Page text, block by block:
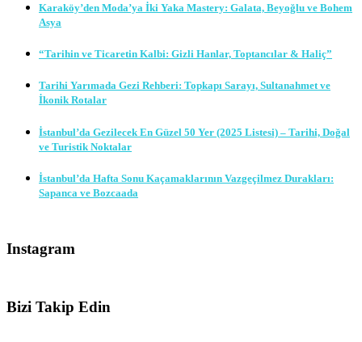
Karaköy’den Moda’ya İki Yaka Mastery: Galata, Beyoğlu ve Bohem
Asya
“Tarihin ve Ticaretin Kalbi: Gizli Hanlar, Toptancılar & Haliç”
Tarihi Yarımada Gezi Rehberi: Topkapı Sarayı, Sultanahmet ve
İkonik Rotalar
İstanbul’da Gezilecek En Güzel 50 Yer (2025 Listesi) – Tarihi, Doğal
ve Turistik Noktalar
İstanbul’da Hafta Sonu Kaçamaklarının Vazgeçilmez Durakları:
Sapanca ve Bozcaada
Instagram
Bizi Takip Edin